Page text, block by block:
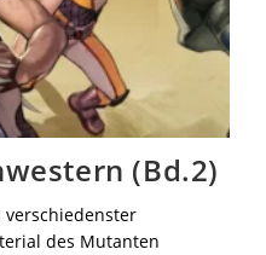
(Bd.2)
verschiedenster
des Mutanten